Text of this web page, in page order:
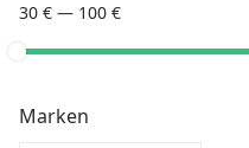
30 € — 100 €
Marken